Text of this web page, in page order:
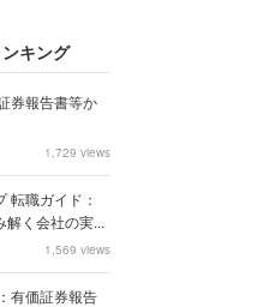
キング
券報告書等か
1,729 views
転職ガイド：
解く会社の実...
1,569 views
有価証券報告